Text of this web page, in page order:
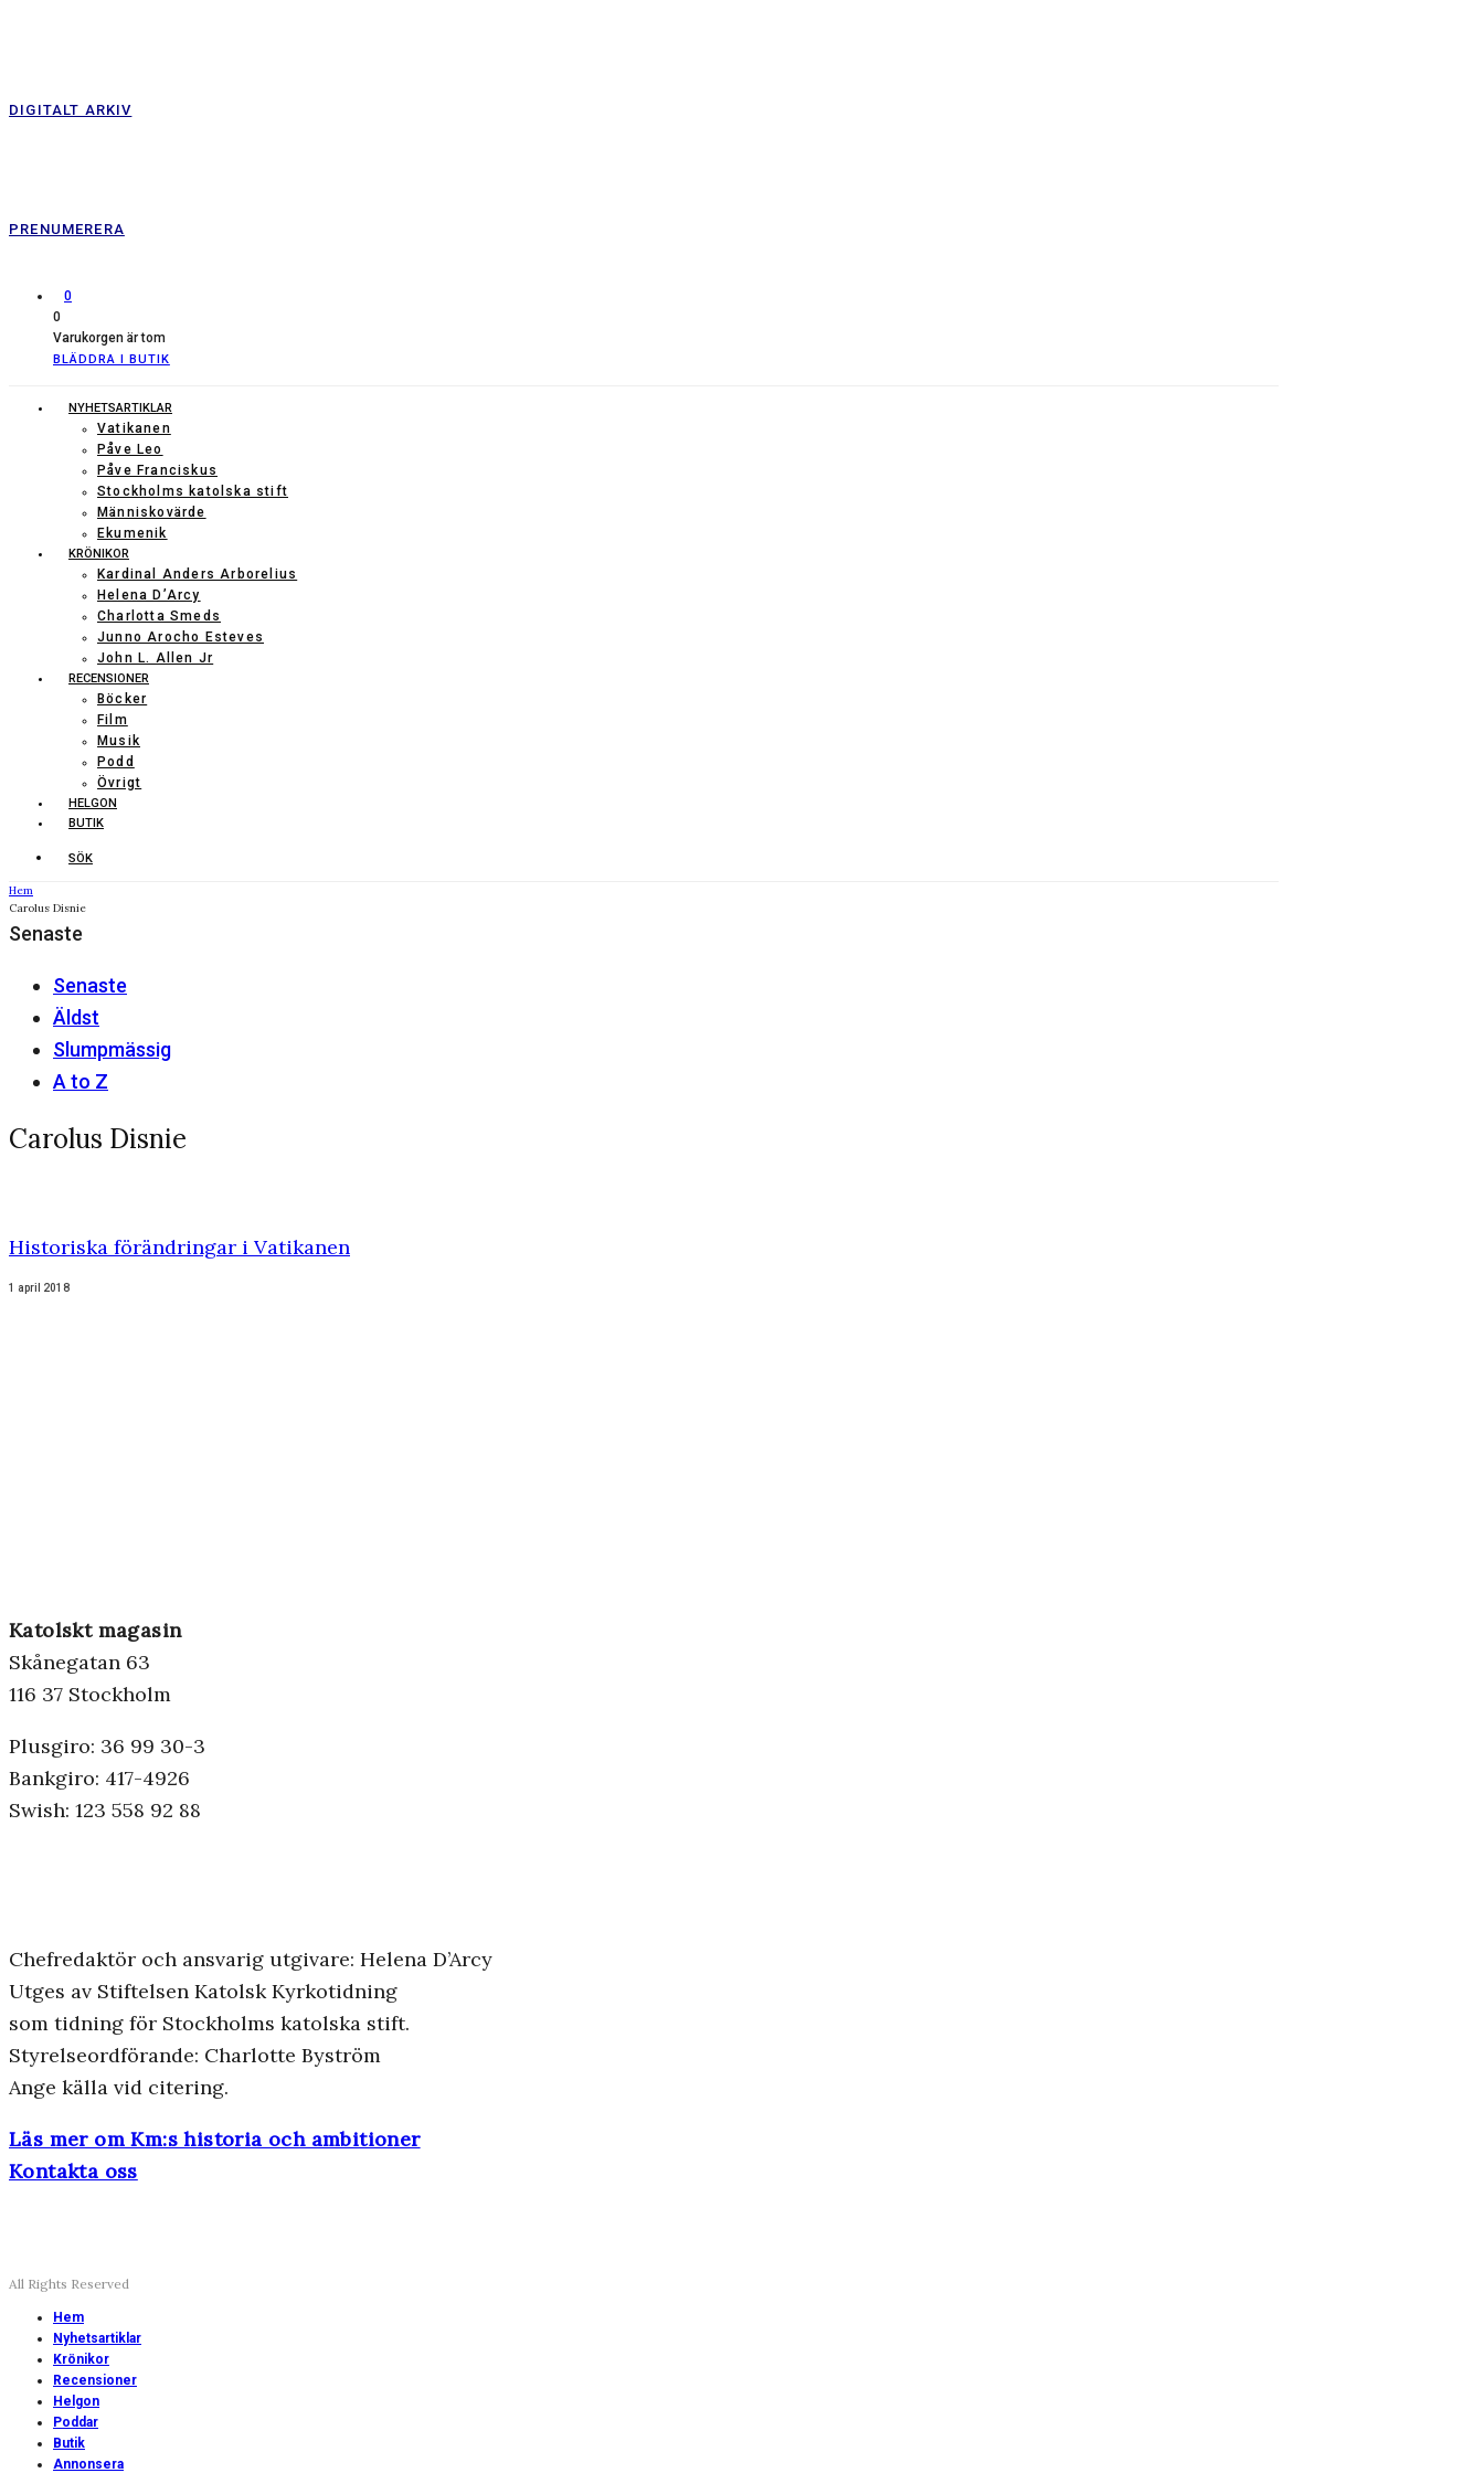
DIGITALT ARKIV
PRENUMERERA
0
0
Varukorgen är tom
BLÄDDRA I BUTIK
NYHETSARTIKLAR
Vatikanen
Påve Leo
Påve Franciskus
Stockholms katolska stift
Människovärde
Ekumenik
KRÖNIKOR
Kardinal Anders Arborelius
Helena D’Arcy
Charlotta Smeds
Junno Arocho Esteves
John L. Allen Jr
RECENSIONER
Böcker
Film
Musik
Podd
Övrigt
HELGON
BUTIK
SÖK
Hem
Carolus Disnie
Senaste
Senaste
Äldst
Slumpmässig
A to Z
Carolus Disnie
Historiska förändringar i Vatikanen
1 april 2018
Katolskt magasin
Skånegatan 63
116 37 Stockholm
Plusgiro: 36 99 30-3
Bankgiro: 417-4926
Swish: 123 558 92 88
Chefredaktör och ansvarig utgivare: Helena D’Arcy
Utges av Stiftelsen Katolsk Kyrkotidning
som tidning för Stockholms katolska stift.
Styrelseordförande: Charlotte Byström
Ange källa vid citering.
Läs mer om Km:s historia och ambitioner
Kontakta oss
All Rights Reserved
Hem
Nyhetsartiklar
Krönikor
Recensioner
Helgon
Poddar
Butik
Annonsera